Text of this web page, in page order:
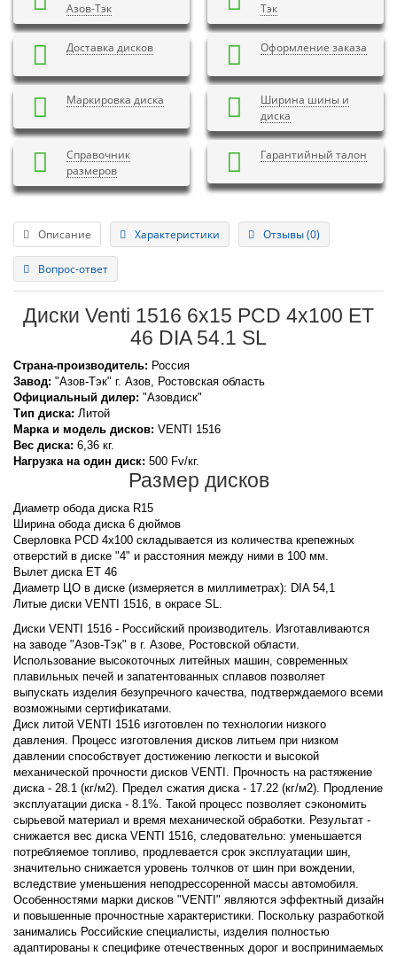
Азов-Тэк
Тэк
Доставка дисков Оформление заказа
Маркировка диска
Ширина шины и
диска
Справочник
размеров
Гарантийный талон
Описание Характеристики Отзывы (0)
Вопрос-ответ
Диски Venti 1516 6x15 PCD 4x100 ET
46 DIA 54.1 SL
Страна-производитель: Россия
Завод: "Азов-Тэк" г. Азов, Ростовская область
Официальный дилер: "Азовдиск"
Тип диска: Литой
Марка и модель дисков: VENTI 1516
Вес диска: 6,36 кг.
Нагрузка на один диск: 500 Fv/кг.
Размер дисков
Диаметр обода диска R15
Ширина обода диска 6 дюймов
Сверловка PCD 4x100 складывается из количества крепежных
отверстий в диске "4" и расстояния между ними в 100 мм.
Вылет диска ET 46
Диаметр ЦО в диске (измеряется в миллиметрах): DIA 54,1
Литые диски VENTI 1516, в окрасе SL.
Диски VENTI 1516 - Российский производитель. Изготавливаются
на заводе "Азов-Тэк" в г. Азове, Ростовской области.
Использование высокоточных литейных машин, современных
плавильных печей и запатентованных сплавов позволяет
выпускать изделия безупречного качества, подтверждаемого всеми
возможными сертификатами.
Диск литой VENTI 1516 изготовлен по технологии низкого
давления. Процесс изготовления дисков литьем при низком
давлении способствует достижению легкости и высокой
механической прочности дисков VENTI. Прочность на растяжение
диска - 28.1 (кг/м2). Предел сжатия диска - 17.22 (кг/м2). Продление
эксплуатации диска - 8.1%. Такой процесс позволяет сэкономить
сырьевой материал и время механической обработки. Результат -
снижается вес диска VENTI 1516, следовательно: уменьшается
потребляемое топливо, продлевается срок эксплуатации шин,
значительно снижается уровень толчков от шин при вождении,
вследствие уменьшения неподрессоренной массы автомобиля.
Особенностями марки дисков "VENTI" являются эффектный дизайн
и повышенные прочностные характеристики. Поскольку разработкой
занимались Российские специалисты, изделия полностью
адаптированы к специфике отечественных дорог и воспринимаемых